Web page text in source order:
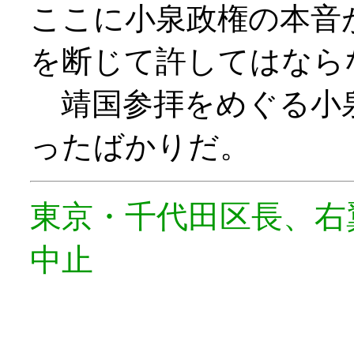
ここに小泉政権の本
を断じて許してはなら
靖国参拝をめぐる小
ったばかりだ。
東京・千代田区長、
中止